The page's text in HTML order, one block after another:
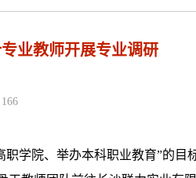
业教师开展专业调研
166
学院、举办本科职业教育”的目